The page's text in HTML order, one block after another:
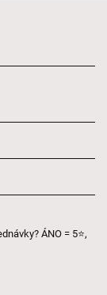
ÁNO = 5⭐,